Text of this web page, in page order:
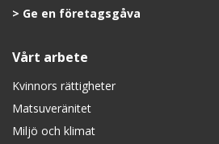
Ge en företagsgåva
Vårt arbete
Kvinnors rättigheter
Matsuveränitet
Miljö och klimat